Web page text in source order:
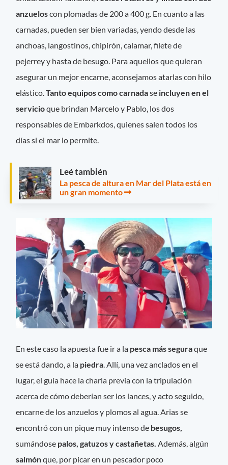
anzueloscon plomadas de 200 a 400 g. En cuanto a las
carnadas, pueden ser bien variadas, yendo desde las
anchoas, langostinos, chipirón, calamar, filete de
pejerrey y hasta de besugo. Para aquellos que quieran
asegurar un mejor encarne, aconsejamos atarlas con hilo
elástico.Tanto equipos como carnadase incluyen en el
servicioque brindan Marcelo y Pablo, los dos
responsables de Embarkdos, quienes salen todos los
días si el mar lo permite.
Leé también
La pesca de altura en Mar del Plata está en
un gran momento
En este caso la apuesta fue ir a la pesca más seguraque
se está dando, a la piedra. Allí, una vez anclados en el
lugar, el guía hace la charla previa con la tripulación
acerca de cómo deberían ser los lances, y acto seguido,
encarne de los anzuelos y plomos al agua. Arias se
encontró con un pique muy intenso de besugos,
sumándose palos, gatuzos y castañetas.Además, algún
salmónque, por picar en un pescador poco